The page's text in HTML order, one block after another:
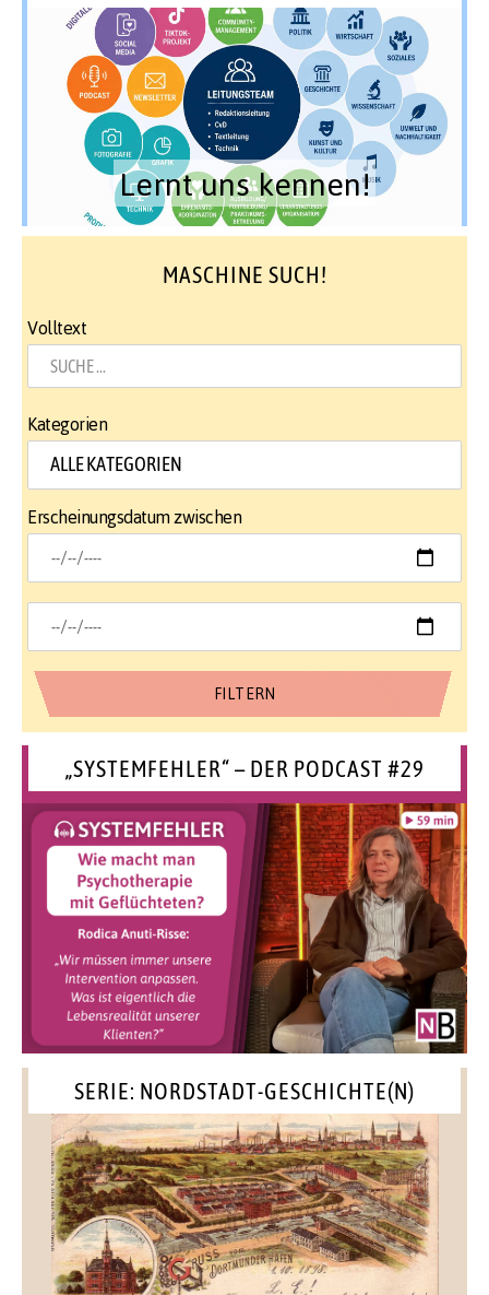
Lernt uns kennen!
MASCHINE SUCH!
Volltext
Kategorien
Erscheinungsdatum zwischen
„SYSTEMFEHLER“ – DER PODCAST #29
SERIE: NORDSTADT-GESCHICHTE(N)